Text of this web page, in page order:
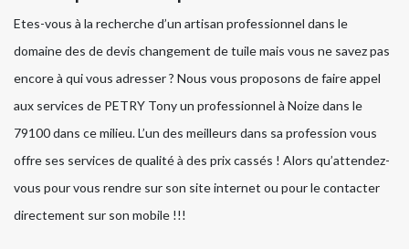
Etes-vous à la recherche d’un artisan professionnel dans le
domaine des de devis changement de tuile mais vous ne savez pas
encore à qui vous adresser ? Nous vous proposons de faire appel
aux services de PETRY Tony un professionnel à Noize dans le
79100 dans ce milieu. L’un des meilleurs dans sa profession vous
offre ses services de qualité à des prix cassés ! Alors qu’attendez-
vous pour vous rendre sur son site internet ou pour le contacter
directement sur son mobile !!!